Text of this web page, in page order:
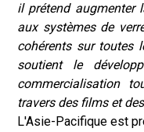
il prétend augmenter
aux systèmes de
cohérents sur toutes
soutient le
commercialisation
travers des films et
L'Asie-Pacifique est